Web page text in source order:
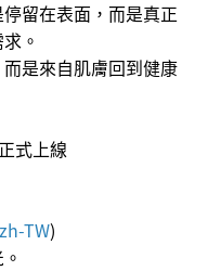
留在表面，而是真正
。
是來自肌膚回到健康
式上線
TW)